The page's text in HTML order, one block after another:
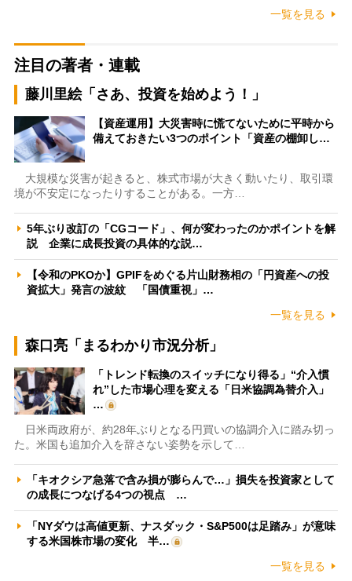
一覧を見る
注目の著者・連載
藤川里絵「さあ、投資を始めよう！」
【資産運用】大災害時に慌てないために平時から
備えておきたい3つのポイント「資産の棚卸し…
大規模な災害が起きると、株式市場が大きく動いたり、取引環
境が不安定になったりすることがある。一方…
5年ぶり改訂の「CGコード」、何が変わったのかポイントを解
説 企業に成長投資の具体的な説…
【令和のPKOか】GPIFをめぐる片山財務相の「円資産への投
資拡大」発言の波紋 「国債重視」…
一覧を見る
森口亮「まるわかり市況分析」
「トレンド転換のスイッチになり得る」“介入慣
れ”した市場心理を変える「日米協調為替介入」
…
日米両政府が、約28年ぶりとなる円買いの協調介入に踏み切っ
た。米国も追加介入を辞さない姿勢を示して…
「キオクシア急落で含み損が膨らんで…」損失を投資家として
の成長につなげる4つの視点 …
「NYダウは高値更新、ナスダック・S&P500は足踏み」が意味
する米国株市場の変化 半…
一覧を見る